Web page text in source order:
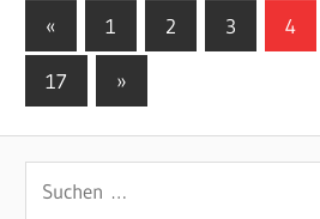
Seitennummerierung
der
Beiträge
« Vorherige
Beiträge
1 2 3 4
17
Nächste
Beiträge
»